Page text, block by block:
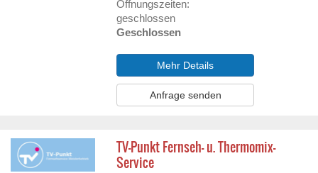
Öffnungszeiten:
geschlossen
Geschlossen
Mehr Details
Anfrage senden
TV-Punkt Fernseh- u. Thermomix-
Service